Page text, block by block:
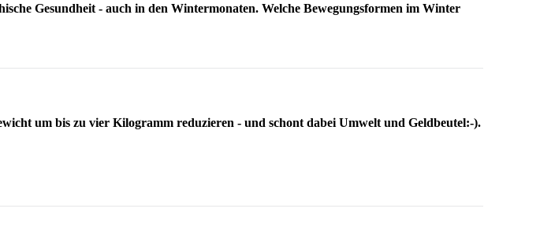
Gesundheit - auch in den Wintermonaten. Welche Bewegungsformen im Winter
um bis zu vier Kilogramm reduzieren - und schont dabei Umwelt und Geldbeutel:-).